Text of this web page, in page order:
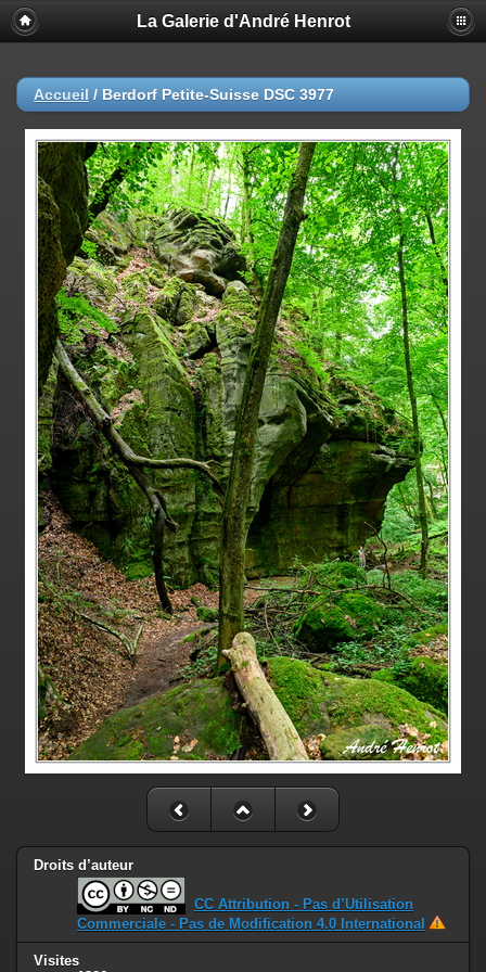
La Galerie d'André Henrot
Accueil / Berdorf Petite-Suisse DSC 3977
Droits d’auteur
CC Attribution - Pas d’Utilisation
Commerciale - Pas de Modification 4.0 International
Visites